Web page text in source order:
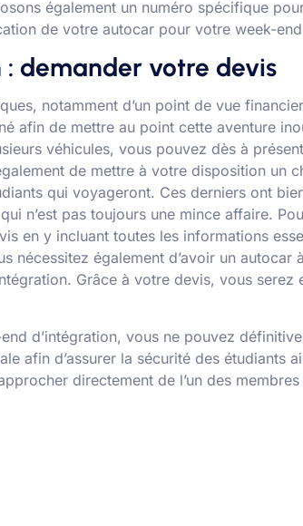
également un numéro spécifique
de votre autocar pour votre week-
demander votre devis
notamment d’un point de vue
afin de mettre au point cette aventure
véhicules, vous pouvez dès à
de mettre à votre disposition un
qui voyageront. Ces derniers ont
n’est pas toujours une mince affaire.
en y incluant toutes les informations
nécessitez également d’avoir un autocar
Grâce à votre devis, vous serez
d’intégration, vous ne pouvez
afin d’assurer la sécurité des étudiants
directement de l’un des